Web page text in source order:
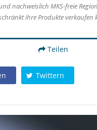
nachweislich MKS-freie
ihre Produkte verkaufen
Teilen
Twittern